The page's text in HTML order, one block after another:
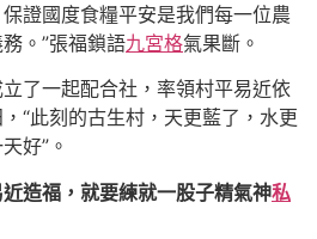
證國度食糧平安是我們每一位農
。”張福鎖語九宮格氣果斷。
了一起配合社，率領村平易近依
“此刻的古生村，天更藍了，水更
好”。
造福，就要練就一股子精氣神私